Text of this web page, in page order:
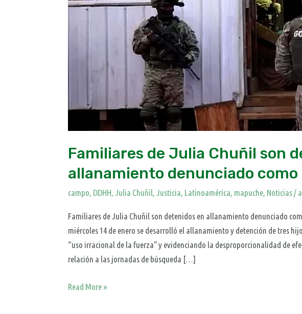
Familiares de Julia Chuñil son
allanamiento denunciado como
campo, DDHH,Julia Chuñil,Justicia, Latinoamérica, mapuche, Noticias/
Familiares de Julia Chuñil son detenidos en allanamiento denunciado
miércoles 14 de enero se desarrolló el allanamiento y detención de tres
“uso irracional de la fuerza” y evidenciando la desproporcionalidad de
relación a las jornadas de búsqueda […]
en
Read More »